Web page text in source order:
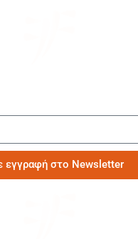
εγγραφή στο Newsletter